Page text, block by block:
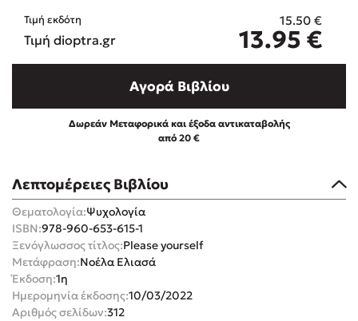
Πάνω, κάτω, μπροστά, πίσω
Mel Robbins
Η μέθοδος Αφήστε τους
Λεπτομέρειες Βιβλίου
Θεματολογία:Ψυχολογία
ISBN:978-960-653-615-1
Ξενόγλωσσος τίτλος:Please yourself
Μετάφραση:Νοέλα Ελιασά
Έκδοση:1η
Ημερομηνία έκδοσης:10/03/2022
Αριθμός σελίδων:312
Τιμή εκδότη 15.50 €
Τιμή dioptra.gr 13.95 €
Αγορά Βιβλίου
Δωρεάν Μεταφορικά και έξοδα αντικαταβολής
από 20 €